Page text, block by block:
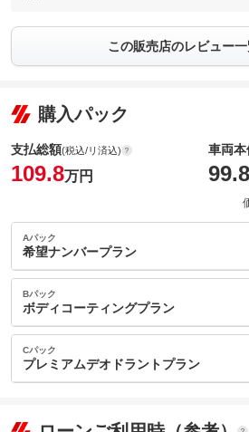
この販売店のレビュー
購入パック
支払総額(税込/リ済込)
109.8万円
車両
99.8
Aパック
希望ナンバープラン
内：オプシ
ョン価格
(税込)
車両本体価
99.8万円
Bパック
ボディコーティングプラン
内：オプシ
ョン価格
(税込)
車両本体価
Cパック
プレミアムデオドラントプラン